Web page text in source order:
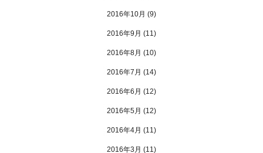
2016年10月 (9)
2016年9月 (11)
2016年8月 (10)
2016年7月 (14)
2016年6月 (12)
2016年5月 (12)
2016年4月 (11)
2016年3月 (11)